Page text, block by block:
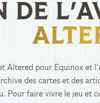
DE
Altered pour Equinox et
des cartes et des
Pour faire vivre le jeu et